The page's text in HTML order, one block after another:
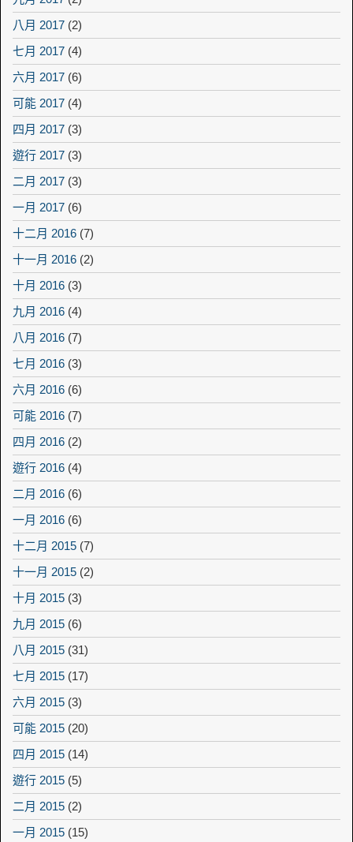
八月 2017 (2)
七月 2017 (4)
六月 2017 (6)
可能 2017 (4)
四月 2017 (3)
遊行 2017 (3)
二月 2017 (3)
一月 2017 (6)
十二月 2016 (7)
十一月 2016 (2)
十月 2016 (3)
九月 2016 (4)
八月 2016 (7)
七月 2016 (3)
六月 2016 (6)
可能 2016 (7)
四月 2016 (2)
遊行 2016 (4)
二月 2016 (6)
一月 2016 (6)
十二月 2015 (7)
十一月 2015 (2)
十月 2015 (3)
九月 2015 (6)
八月 2015 (31)
七月 2015 (17)
六月 2015 (3)
可能 2015 (20)
四月 2015 (14)
遊行 2015 (5)
二月 2015 (2)
一月 2015 (15)